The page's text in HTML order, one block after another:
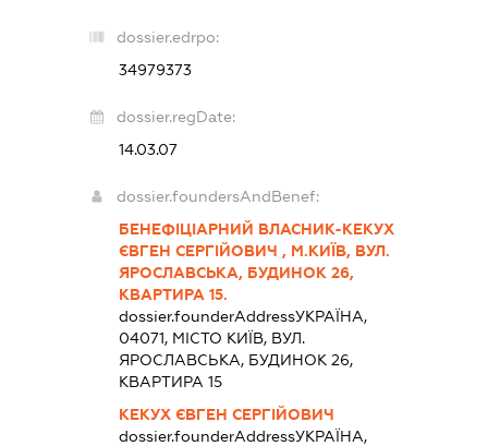
dossier.edrpo:
34979373
dossier.regDate:
14.03.07
dossier.foundersAndBenef:
БЕНЕФІЦІАРНИЙ ВЛАСНИК-КЕКУХ
ЄВГЕН СЕРГІЙОВИЧ , М.КИЇВ, ВУЛ.
ЯРОСЛАВСЬКА, БУДИНОК 26,
КВАРТИРА 15.
dossier.founderAddressУКРАЇНА,
04071, МІСТО КИЇВ, ВУЛ.
ЯРОСЛАВСЬКА, БУДИНОК 26,
КВАРТИРА 15
КЕКУХ ЄВГЕН СЕРГІЙОВИЧ
dossier.founderAddressУКРАЇНА,